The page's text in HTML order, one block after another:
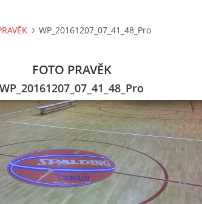
WP_20161207_07_41_48_Pro
FOTO PRAVĚK
WP_20161207_07_41_48_Pro